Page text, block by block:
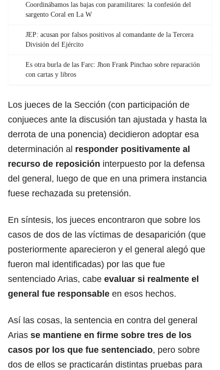
Coordinábamos las bajas con paramilitares: la confesión del
sargento Coral en La W
JEP: acusan por falsos positivos al comandante de la Tercera
División del Ejército
Es otra burla de las Farc: Jhon Frank Pinchao sobre reparación
con cartas y libros
Los jueces de la Sección (con participación de
conjueces ante la discusión tan ajustada y hasta la
derrota de una ponencia) decidieron adoptar esa
determinación al responder positivamente al
recurso de reposición interpuesto por la defensa
del general, luego de que en una primera instancia
fuese rechazada su pretensión.
En síntesis, los jueces encontraron que sobre los
casos de dos de las víctimas de desaparición (que
posteriormente aparecieron y el general alegó que
fueron mal identificadas) por las que fue
sentenciado Arias, cabe evaluar si realmente el
general fue responsable en esos hechos.
Así las cosas, la sentencia en contra del general
Arias se mantiene en firme sobre tres de los
casos por los que fue sentenciado, pero sobre
dos de ellos se practicarán distintas pruebas para